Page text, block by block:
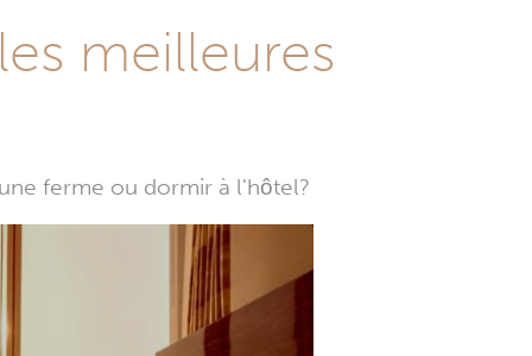
meilleures
ferme ou dormir à l'hôtel?